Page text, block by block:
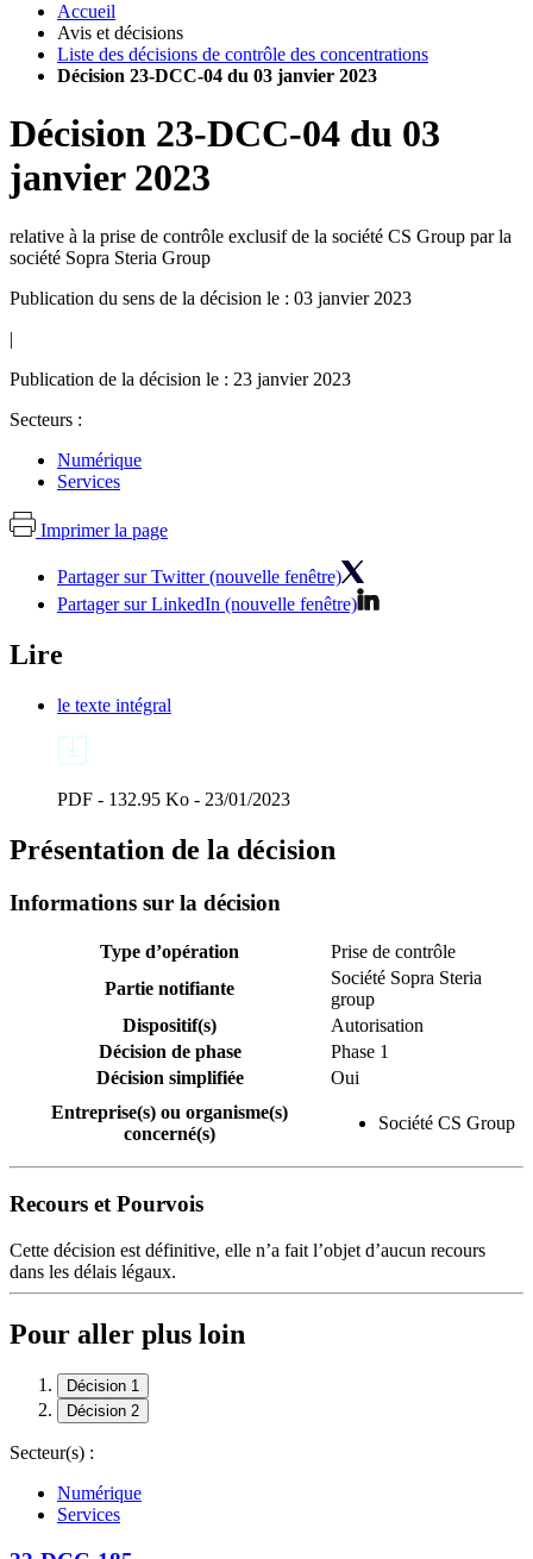
Accueil
Avis et décisions
Liste des décisions de contrôle des concentrations
Décision 23-DCC-04 du 03 janvier 2023
Décision 23-DCC-04 du 03
janvier 2023
relative à la prise de contrôle exclusif de la société CS Group par la
société Sopra Steria Group
Publication du sens de la décision le : 03 janvier 2023
|
Publication de la décision le : 23 janvier 2023
Secteurs :
Numérique
Services
Imprimer la page
Partager sur Twitter (nouvelle fenêtre)
Partager sur LinkedIn (nouvelle fenêtre)
Lire
le texte intégral
PDF - 132.95 Ko - 23/01/2023
Présentation de la décision
Informations sur la décision
Type d’opération
Prise de contrôle
Partie notifiante
Société Sopra Steria
group
Dispositif(s)
Autorisation
Décision de phase
Phase 1
Décision simplifiée
Oui
Entreprise(s) ou organisme(s)
concerné(s)
Société CS Group
Recours et Pourvois
Cette décision est définitive, elle n’a fait l’objet d’aucun recours
dans les délais légaux.
Pour aller plus loin
Décision 1
Décision 2
Secteur(s) :
Numérique
Services